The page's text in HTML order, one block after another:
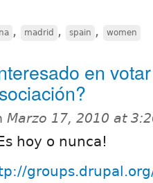
, madrid , spain , women
en
Marzo 17, 2010 at
hoy o nunca!